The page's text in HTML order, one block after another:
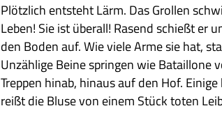
Plötz­lich ent­steht Lärm. Das Grol­len
Leben! Sie ist über­all! Rasend schießt er
den Boden auf. Wie viele Arme sie hat,
Unzäh­lige Beine sprin­gen wie Batail­lone
Trep­pen hinab, hin­aus auf den Hof.
reißt die Bluse von einem Stück toten